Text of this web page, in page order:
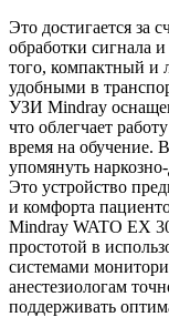
Это достигается за
обработки сигнала
того, компактный и
удобными в
УЗИ Mindray
что облегчает
время на обучение.
упомянуть
Это устройство
и комфорта
Mindray WATO EX
простотой в
системами
анестезиологам
поддерживать